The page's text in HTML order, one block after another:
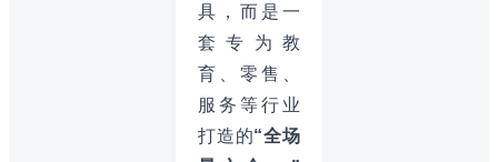
具，而是一
套专为教
育、零售、
服务等行业
打造的“全场